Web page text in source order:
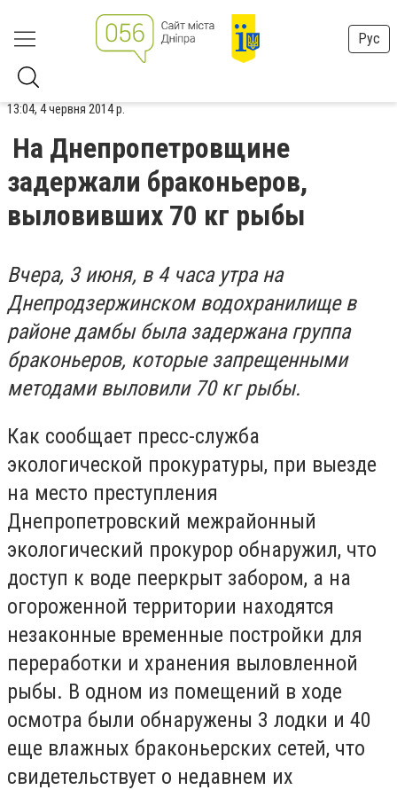
Рус
13:04, 4 червня 2014 р.
На Днепропетровщине
задержали браконьеров,
выловивших 70 кг рыбы
Вчера, 3 июня, в 4 часа утра на
Днепродзержинском водохранилище в
районе дамбы была задержана группа
браконьеров, которые запрещенными
методами выловили 70 кг рыбы.
Как сообщает пресс-служба
экологической прокуратуры, при выезде
на место преступления
Днепропетровский межрайонный
экологический прокурор обнаружил, что
доступ к воде пееркрыт забором, а на
огороженной территории находятся
незаконные временные постройки для
переработки и хранения выловленной
рыбы. В одном из помещений в ходе
осмотра были обнаружены 3 лодки и 40
еще влажных браконьерских сетей, что
свидетельствует о недавнем их